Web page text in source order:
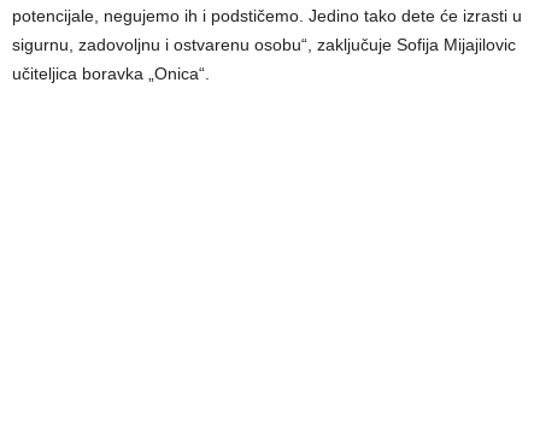
potencijale, negujemo ih i podstičemo. Jedino tako dete će izrasti u
sigurnu, zadovoljnu i ostvarenu osobu“, zaključuje Sofija Mijajilovic
učiteljica boravka „Onica“.